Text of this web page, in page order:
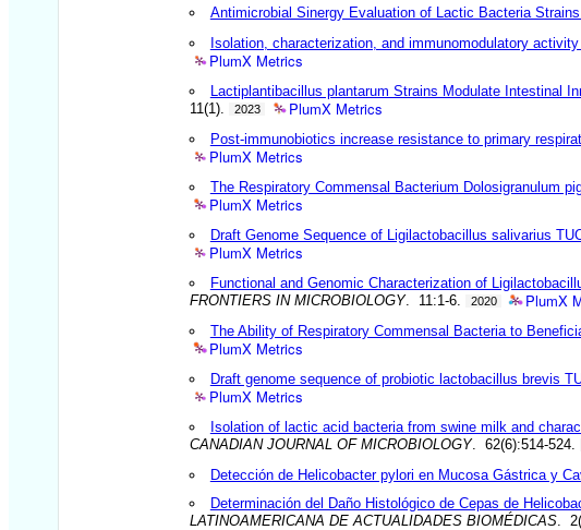
Antimicrobial Sinergy Evaluation of Lactic Bacteria
Isolation, characterization, and immunomodulatory
PlumX Metrics
Lactiplantibacillus plantarum Strains Modulate Intestinal
11(1).
2023 PlumX Metrics
Post-immunobiotics increase resistance to primary
PlumX Metrics
The Respiratory Commensal Bacterium Dolosigranulum
PlumX Metrics
Draft Genome Sequence of Ligilactobacillus salivarius
PlumX Metrics
Functional and Genomic Characterization of
FRONTIERS IN MICROBIOLOGY. 11:1-6. 2020 PlumX
The Ability of Respiratory Commensal Bacteria to
PlumX Metrics
Draft genome sequence of probiotic lactobacillus brevis
PlumX Metrics
Isolation of lactic acid bacteria from swine milk and
CANADIAN JOURNAL OF MICROBIOLOGY. 62(6):514-524.
Detección de Helicobacter pylori en Mucosa Gástrica y
Determinación del Daño Histológico de Cepas de
LATINOAMERICANA DE ACTUALIDADES BIOMÉDICAS .